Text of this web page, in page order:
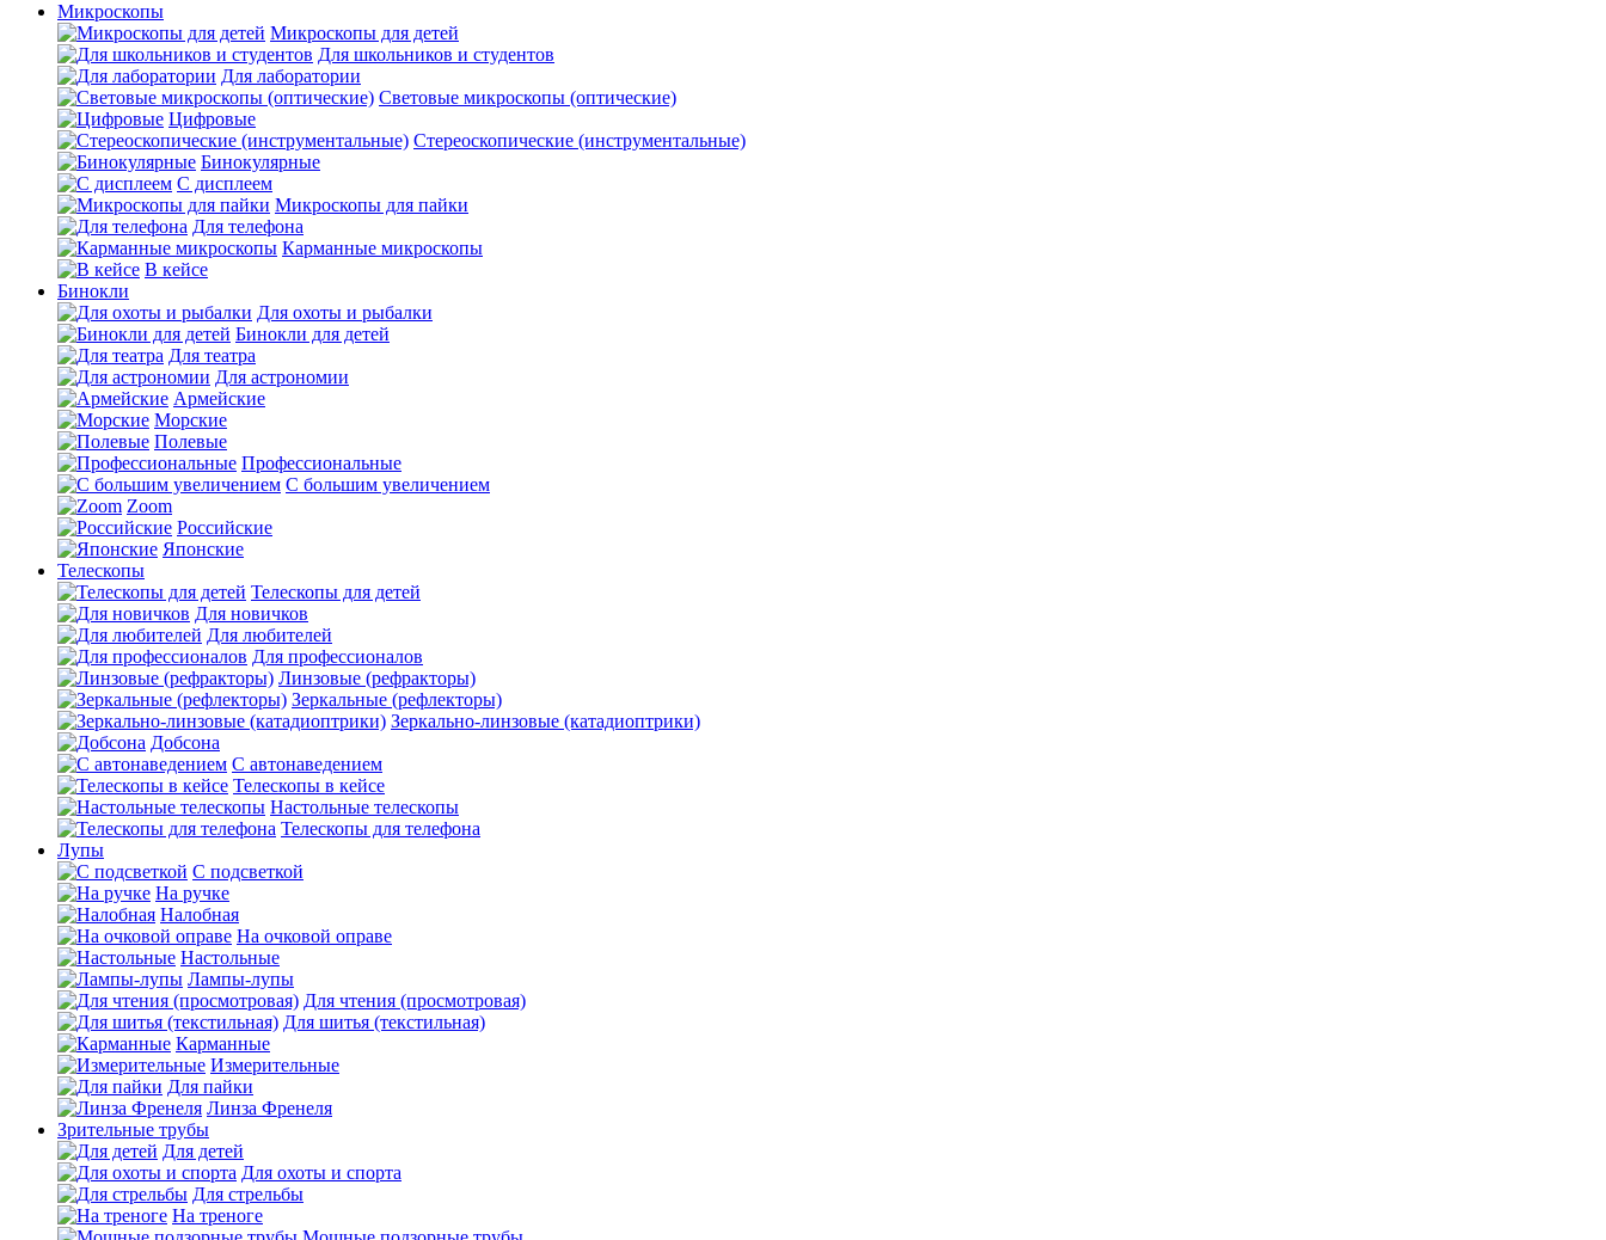
Микроскопы
Микроскопы для детей
Для школьников и студентов
Для лаборатории
Световые микроскопы (оптические)
Цифровые
Стереоскопические (инструментальные)
Бинокулярные
С дисплеем
Микроскопы для пайки
Для телефона
Карманные микроскопы
В кейсе
Бинокли
Для охоты и рыбалки
Бинокли для детей
Для театра
Для астрономии
Армейские
Морские
Полевые
Профессиональные
С большим увеличением
Zoom
Российские
Японские
Телескопы
Телескопы для детей
Для новичков
Для любителей
Для профессионалов
Линзовые (рефракторы)
Зеркальные (рефлекторы)
Зеркально-линзовые (катадиоптрики)
Добсона
С автонаведением
Телескопы в кейсе
Настольные телескопы
Телескопы для телефона
Лупы
С подсветкой
На ручке
Налобная
На очковой оправе
Настольные
Лампы-лупы
Для чтения (просмотровая)
Для шитья (текстильная)
Карманные
Измерительные
Для пайки
Линза Френеля
Зрительные трубы
Для детей
Для охоты и спорта
Для стрельбы
На треноге